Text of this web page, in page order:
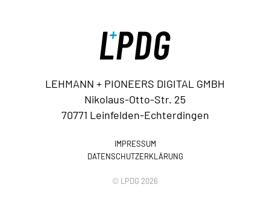
LEHMANN + PIONEERS DIGITAL GMBH
Nikolaus-Otto-Str. 25
70771 Leinfelden-Echterdingen
IMPRESSUM
DATENSCHUTZERKLÄRUNG
© LPDG 2026